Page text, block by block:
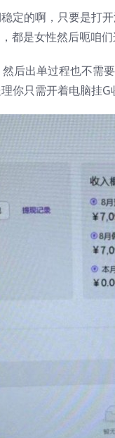
定的啊，只要是打
都是女性然后呃咱
后出单过程也不需
你只需开着电脑挂G